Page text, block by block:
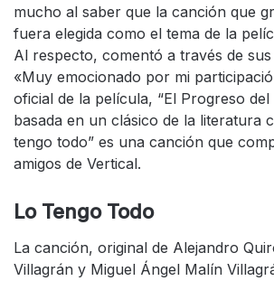
mucho al saber que la canción que
fuera elegida como el tema de la
Al respecto, comentó a través de sus
«Muy emocionado por mi
oficial de la película, “El Progreso del
basada en un clásico de la literatura
tengo todo” es una canción que
amigos de Vertical.
Lo Tengo Todo
La canción, original de Alejandro
Villagrán y Miguel Ángel Malín